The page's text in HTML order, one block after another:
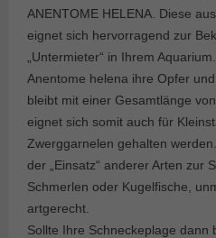
ANENTOME HELENA. Diese
eignet sich hervorragend zur
„Untermieter“ in Ihrem
Anentome helena ihre Opfer
bleibt mit einer Gesamtlänge
eignet sich somit auch für
Zwerggarnelen gehalten
der „Einsatz“ anderer Arten zur
Schmerlen oder Kugelfische,
artgerecht.
Sollte Ihre Schneckeplage dann